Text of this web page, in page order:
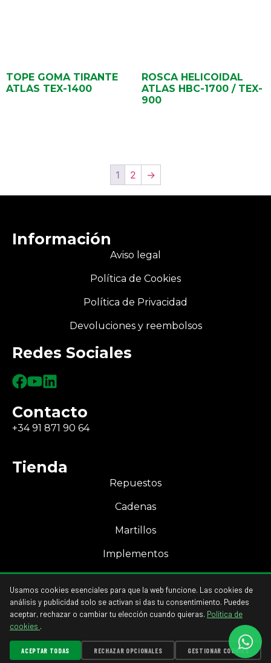
TOPE GOMA TIRANTE
ATLAS TEX-1400
ROSCA HELICOIDAL
ATLAS HBC-1700 / TEX-
900
1 2 →
Información
Aviso legal
Política de Cookies
Política de Privacidad
Devoluciones y reembolsos
Redes Sociales
Contacto
+34 91 871 90 64
Tienda
Repuestos
Cadenas
Martillos
Implementos
Acceso a mi cuenta
GESTIONAR COOKIES
Usamos cookies esenciales para que la web funcione. Las cookies de
análisis y publicidad solo se activan si das tu consentimiento. Puedes
aceptar, rechazar o cambiar tu elección cuando quieras. Política de
cookies .
ACEPTAR TODAS RECHAZAR OPCIONALES GESTIONAR COOKIES